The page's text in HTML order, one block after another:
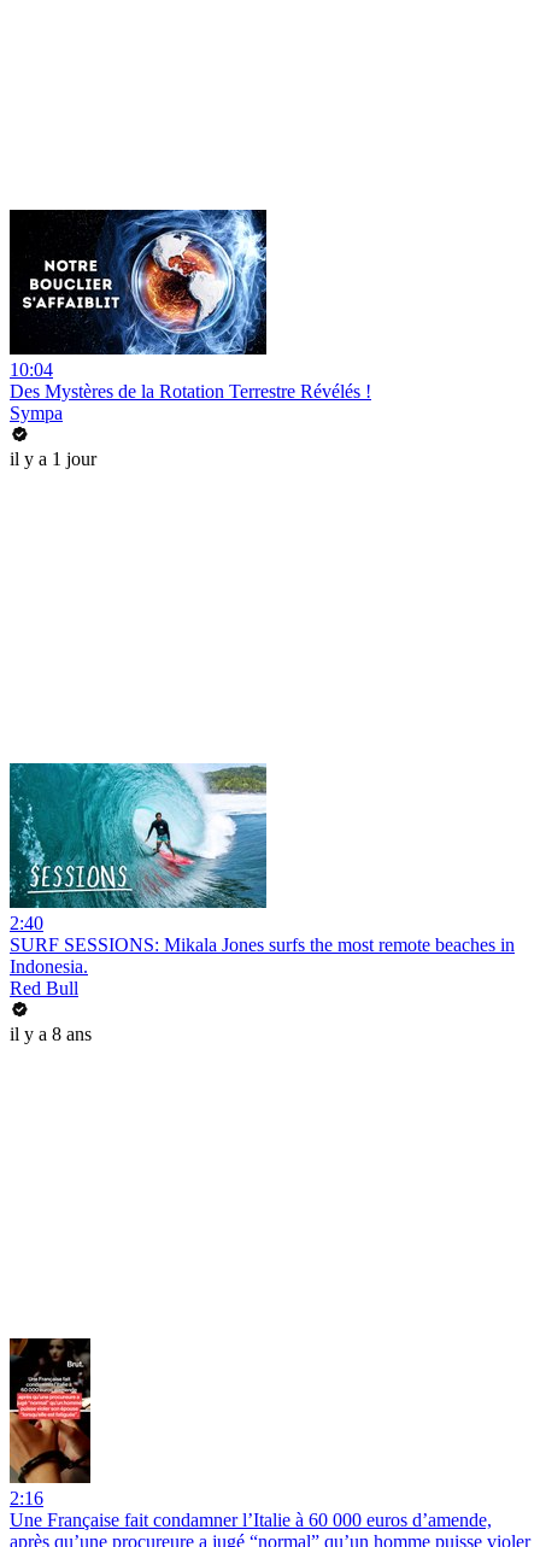
10:04
Des Mystères de la Rotation Terrestre Révélés !
Sympa
il y a 1 jour
2:40
SURF SESSIONS: Mikala Jones surfs the most remote beaches in
Indonesia.
Red Bull
il y a 8 ans
2:16
Une Française fait condamner l’Italie à 60 000 euros d’amende,
après qu’une procureure a jugé “normal” qu’un homme puisse violer